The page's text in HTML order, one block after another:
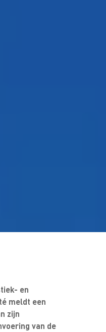
en
meldt een
zijn
van de